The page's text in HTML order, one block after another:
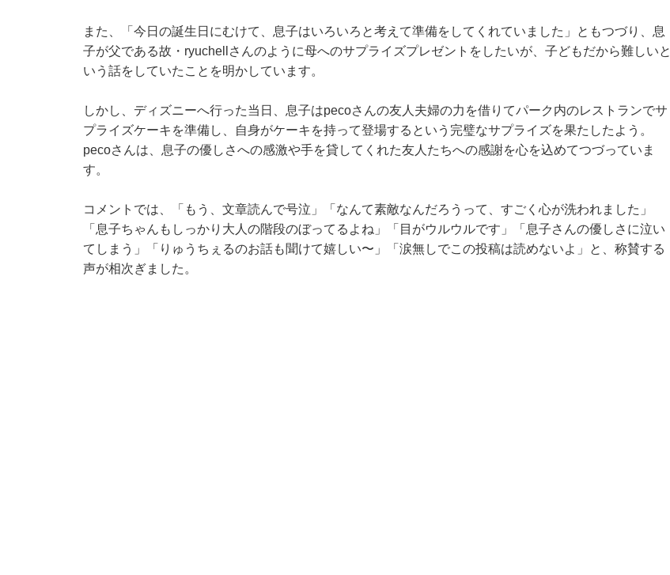
また、「今日の誕生日にむけて、息子はいろいろと考えて準備をしてくれていました」ともつづり、息
子が父である故・ryuchellさんのように母へのサプライズプレゼントをしたいが、子どもだから難しいと
いう話をしていたことを明かしています。
しかし、ディズニーへ行った当日、息子はpecoさんの友人夫婦の力を借りてパーク内のレストランでサ
プライズケーキを準備し、自身がケーキを持って登場するという完璧なサプライズを果たしたよう。
pecoさんは、息子の優しさへの感激や手を貸してくれた友人たちへの感謝を心を込めてつづっていま
す。
コメントでは、「もう、文章読んで号泣」「なんて素敵なんだろうって、すごく心が洗われました」
「息子ちゃんもしっかり大人の階段のぼってるよね」「目がウルウルです」「息子さんの優しさに泣い
てしまう」「りゅうちぇるのお話も聞けて嬉しい〜」「涙無しでこの投稿は読めないよ」と、称賛する
声が相次ぎました。